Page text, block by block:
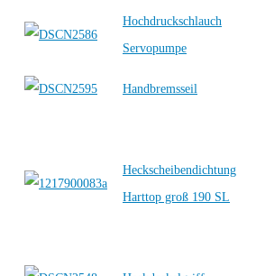
Hochdruckschlauch
Servopumpe
Handbremsseil
Heckscheibendichtung
Harttop groß 190 SL